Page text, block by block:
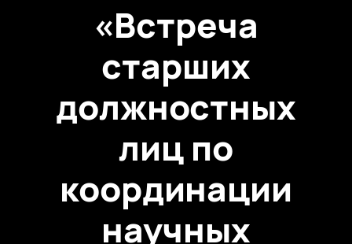
«Встреча
старших
должностных
лиц по
координации
научных